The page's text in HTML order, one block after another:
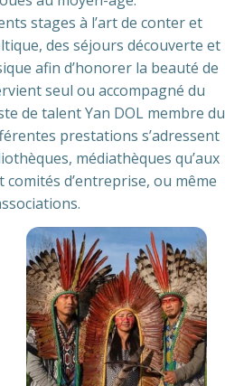
stages à l’art de conter et
des séjours découverte et
afin d’honorer la beauté de
seul ou accompagné du
de talent Yan DOL membre du
prestations s’adressent
médiathèques qu’aux
d’entreprise, ou même